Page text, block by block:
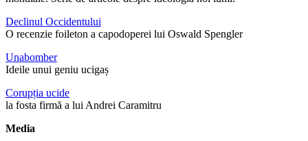
Declinul Occidentului
O recenzie foileton a capodoperei lui Oswald Spengler
Unabomber
Ideile unui geniu ucigaș
Corupția ucide
la fosta firmă a lui Andrei Caramitru
Media